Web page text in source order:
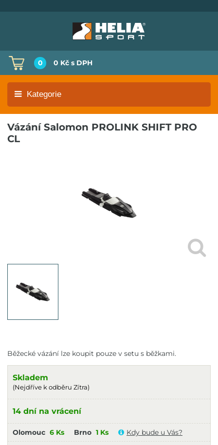
0 0 Kč s DPH
Kategorie
Vázání Salomon PROLINK SHIFT PRO
CL
Běžecké vázání lze koupit pouze v setu s běžkami.
Skladem
(Nejdříve k odběru Zítra)
14 dní na vrácení
Olomouc 6 Ks Brno 1 Ks Kdy bude u Vás?